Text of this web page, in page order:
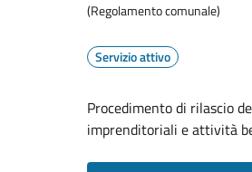
(Regolamento comunale)
Servizio attivo
Procedimento di rilascio
imprenditoriali e attività